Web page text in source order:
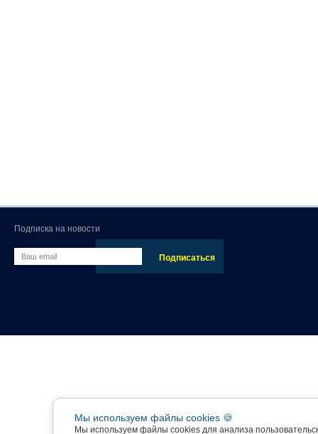
Подписка на новости
Мы используем файлы cookies 🍪
Мы используем файлы cookies для анализа